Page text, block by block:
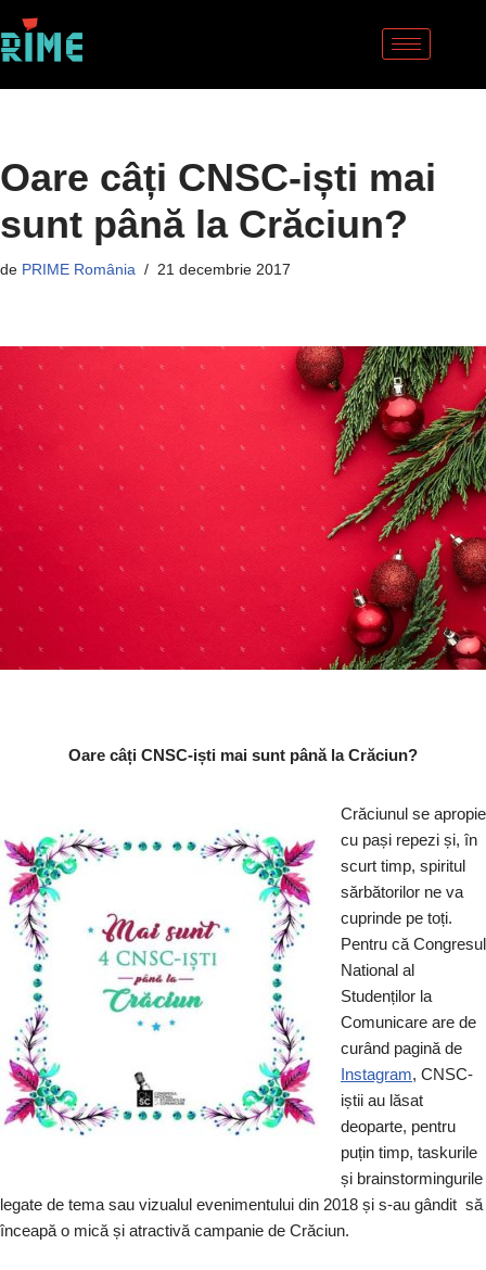
Sari
Oare câți CNSC-iști mai
sunt până la Crăciun?
de PRIME România 21 decembrie 2017
Oare câți CNSC-iști mai sunt până la Crăciun?
Crăciunul se apropie
cu pași repezi și, în
scurt timp, spiritul
sărbătorilor ne va
cuprinde pe toți.
Pentru că Congresul
National al
Studenților la
Comunicare are de
curând pagină de
Instagram, CNSC-
iștii au lăsat
deoparte, pentru
puțin timp, taskurile
și brainstormingurile
legate de tema sau vizualul evenimentului din 2018 și s-au gândit să
înceapă o mică și atractivă campanie de Crăciun.